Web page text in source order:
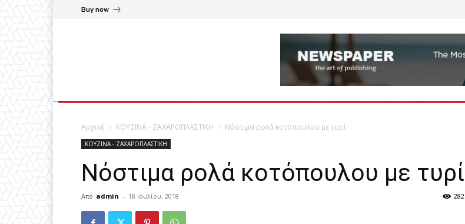
Buy now
Αρχική ΚΟΥΖΙΝΑ - ΖΑΧΑΡΟΠΛΑΣΤΙΚΗ Νόστιμα ρολά κοτόπουλου με τυρί
ΚΟΥΖΙΝΑ - ΖΑΧΑΡΟΠΛΑΣΤΙΚΗ
Νόστιμα ρολά κοτόπουλου με τυρί
Από admin - 18 Ιουλίου, 2018 282